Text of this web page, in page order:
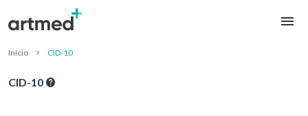
Início CID-10
CID-10